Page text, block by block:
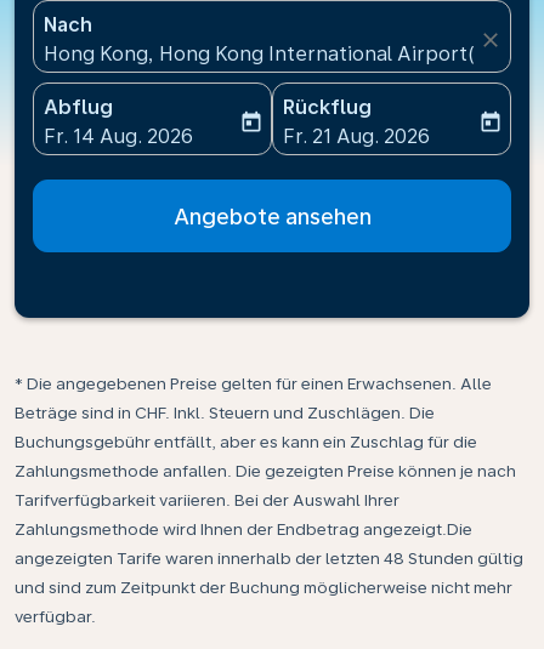
Nach
Hong Kong, Hong Kong International Airport(HKG),
close
Abflug
fc-booking-departure-date-aria-label
Fr. 14 Aug. 2026
today
Rückflug
fc-booking-return-date-
Fr. 21 Aug. 2026
today
Angebote ansehen
* Die angegebenen Preise gelten für einen Erwachsenen. Alle
Beträge sind in CHF. Inkl. Steuern und Zuschlägen. Die
Buchungsgebühr entfällt, aber es kann ein Zuschlag für die
Zahlungsmethode anfallen. Die gezeigten Preise können je nach
Tarifverfügbarkeit variieren. Bei der Auswahl Ihrer
Zahlungsmethode wird Ihnen der Endbetrag angezeigt.Die
angezeigten Tarife waren innerhalb der letzten 48 Stunden gültig
und sind zum Zeitpunkt der Buchung möglicherweise nicht mehr
verfügbar.